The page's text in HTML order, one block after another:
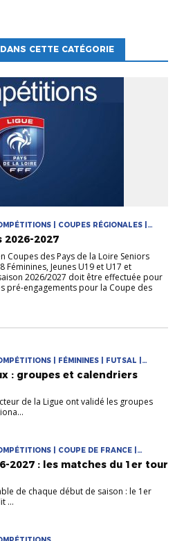
CETTE CATÉGORIE
| COUPES RÉGIONALES |
2026-2027
Coupes des Pays de la Loire Seniors
Féminines, Jeunes U19 et U17 et
2026/2027 doit être effectuée pour
pré-engagements pour la Coupe des
| FÉMININES | FUTSAL |
: groupes et calendriers
de la Ligue ont validé les groupes
| COUPE DE FRANCE |
2027 : les matches du 1er tour
de chaque début de saison : le 1er
...